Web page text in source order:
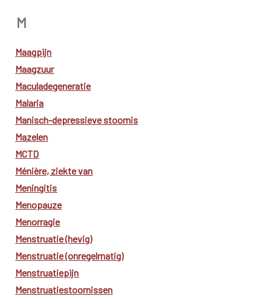
M
Maagpijn
Maagzuur
Maculadegeneratie
Malaria
Manisch-depressieve stoornis
Mazelen
MCTD
Ménière, ziekte van
Meningitis
Menopauze
Menorragie
Menstruatie (hevig)
Menstruatie (onregelmatig)
Menstruatiepijn
Menstruatiestoornissen